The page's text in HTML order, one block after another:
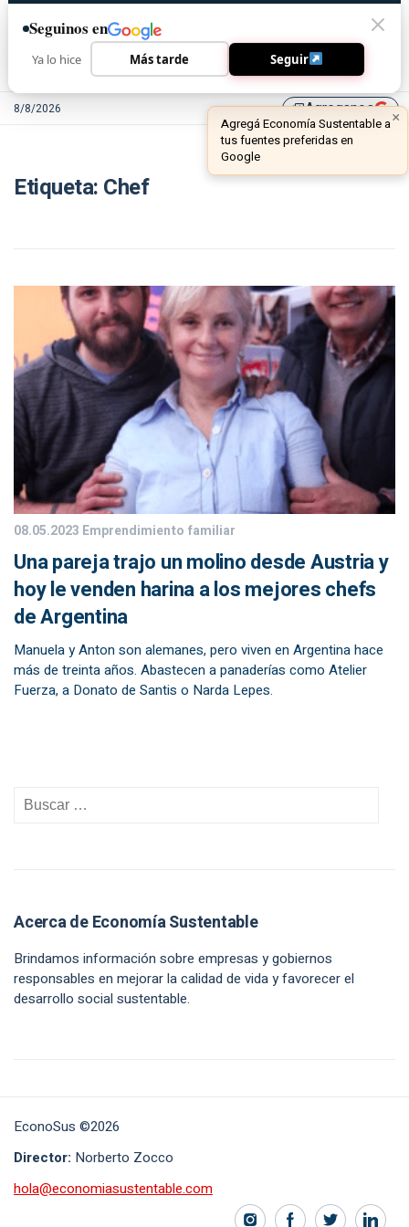
8/8/2026 library_addAgreganos ×
Agregá Economía Sustentable a
tus fuentes preferidas en
Google
Etiqueta: Chef
08.05.2023 Emprendimiento familiar
Una pareja trajo un molino desde Austria y
hoy le venden harina a los mejores chefs
de Argentina
Manuela y Anton son alemanes, pero viven en Argentina hace
más de treinta años. Abastecen a panaderías como Atelier
Fuerza, a Donato de Santis o Narda Lepes.
Acerca de Economía Sustentable
Brindamos información sobre empresas y gobiernos
responsables en mejorar la calidad de vida y favorecer el
desarrollo social sustentable.
EconoSus ©2026
Director: Norberto Zocco
hola@economiasustentable.com
Seguinos en
Ya lo hice Más tarde Seguir